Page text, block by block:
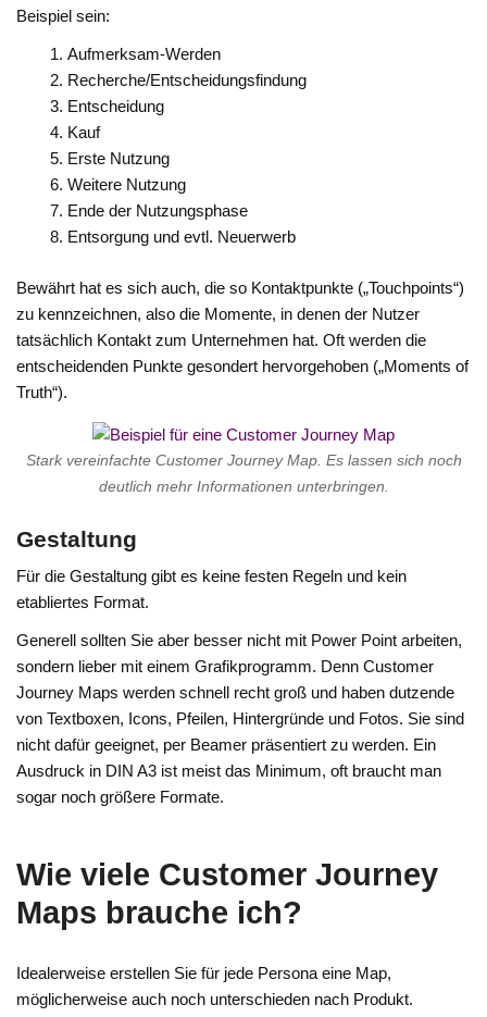
Beispiel sein:
Aufmerksam-Werden
Recherche/Entscheidungsfindung
Entscheidung
Kauf
Erste Nutzung
Weitere Nutzung
Ende der Nutzungsphase
Entsorgung und evtl. Neuerwerb
Bewährt hat es sich auch, die so Kontaktpunkte („Touchpoints“)
zu kennzeichnen, also die Momente, in denen der Nutzer
tatsächlich Kontakt zum Unternehmen hat. Oft werden die
entscheidenden Punkte gesondert hervorgehoben („Moments of
Truth“).
Stark vereinfachte Customer Journey Map. Es lassen sich noch
deutlich mehr Informationen unterbringen.
Gestaltung
Für die Gestaltung gibt es keine festen Regeln und kein
etabliertes Format.
Generell sollten Sie aber besser nicht mit Power Point arbeiten,
sondern lieber mit einem Grafikprogramm. Denn Customer
Journey Maps werden schnell recht groß und haben dutzende
von Textboxen, Icons, Pfeilen, Hintergründe und Fotos. Sie sind
nicht dafür geeignet, per Beamer präsentiert zu werden. Ein
Ausdruck in DIN A3 ist meist das Minimum, oft braucht man
sogar noch größere Formate.
Wie viele Customer Journey
Maps brauche ich?
Idealerweise erstellen Sie für jede Persona eine Map,
möglicherweise auch noch unterschieden nach Produkt.